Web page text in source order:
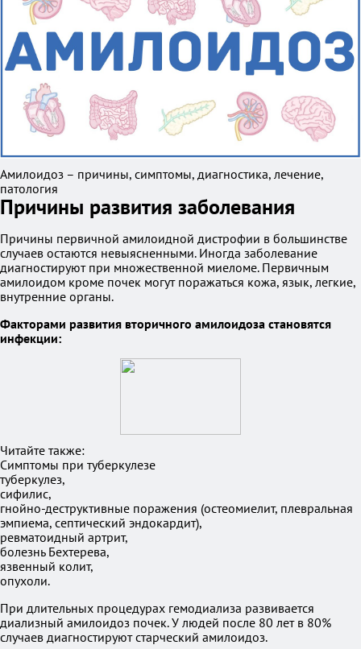
Амилоидоз – причины, симптомы, диагностика, лечение,
патология
Причины развития заболевания
Причины первичной амилоидной дистрофии в большинстве
случаев остаются невыясненными. Иногда заболевание
диагностируют при множественной миеломе. Первичным
амилоидом кроме почек могут поражаться кожа, язык, легкие,
внутренние органы.
Факторами развития вторичного амилоидоза становятся
инфекции:
Читайте также:
Симптомы при туберкулезе
туберкулез,
сифилис,
гнойно-деструктивные поражения (остеомиелит, плевральная
эмпиема, септический эндокардит),
ревматоидный артрит,
болезнь Бехтерева,
язвенный колит,
опухоли.
При длительных процедурах гемодиализа развивается
диализный амилоидоз почек. У людей после 80 лет в 80%
случаев диагностируют старческий амилоидоз.